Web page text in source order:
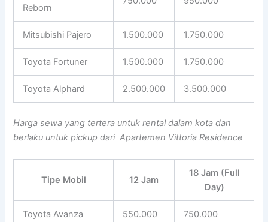
Reborn
Mitsubishi Pajero 1.500.000 1.750.000
Toyota Fortuner 1.500.000 1.750.000
Toyota Alphard 2.500.000 3.500.000
Harga sewa yang tertera untuk rental dalam kota dan
berlaku untuk pickup dari Apartemen Vittoria Residence
Tipe Mobil 12 Jam
18 Jam (Full
Day)
Toyota Avanza 550.000 750.000